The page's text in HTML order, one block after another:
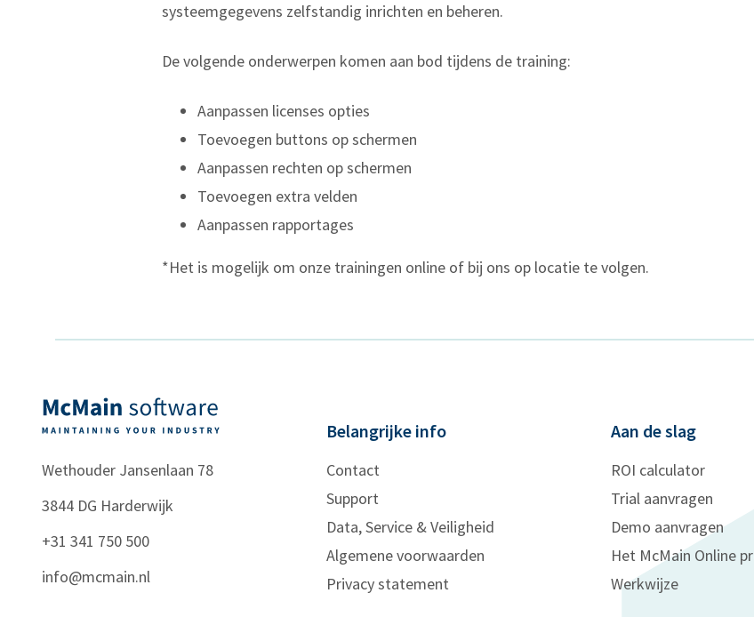
systeemgegevens zelfstandig inrichten en beheren.
De volgende onderwerpen komen aan bod tijdens de training:
Aanpassen licenses opties
Toevoegen buttons op schermen
Aanpassen rechten op schermen
Toevoegen extra velden
Aanpassen rapportages
*Het is mogelijk om onze trainingen online of bij ons op locatie te volgen.
Wethouder Jansenlaan 78
3844 DG Harderwijk
+31 341 750 500
info@mcmain.nl
Belangrijke info
Contact
Support
Data, Service & Veiligheid
Algemene voorwaarden
Privacy statement
Aan de slag
ROI calculator
Trial aanvragen
Demo aanvragen
Het McMain Online
Werkwijze